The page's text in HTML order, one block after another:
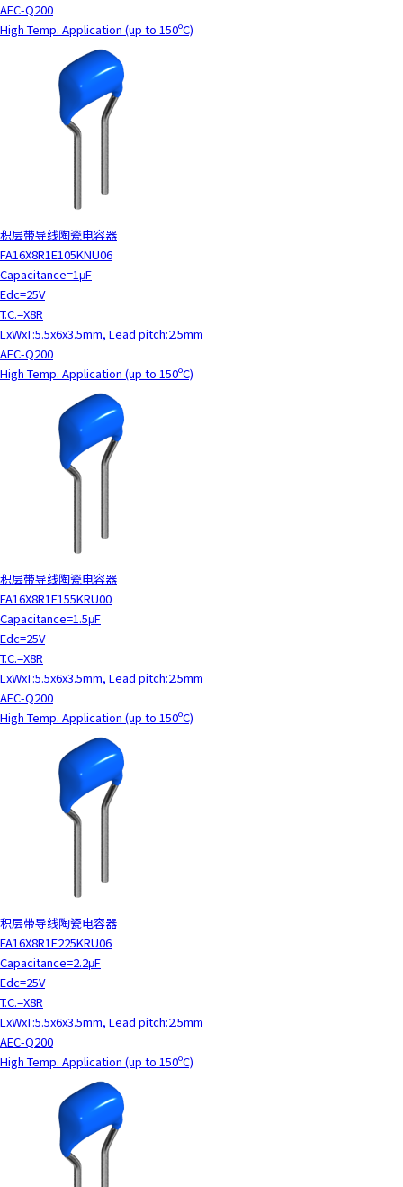
AEC-Q200
High Temp. Application (up to 150ºC)
积层带导线陶瓷电容器
FA16X8R1E105KNU06
Capacitance=1μF
Edc=25V
T.C.=X8R
LxWxT:5.5x6x3.5mm, Lead pitch:2.5mm
AEC-Q200
High Temp. Application (up to 150ºC)
积层带导线陶瓷电容器
FA16X8R1E155KRU00
Capacitance=1.5μF
Edc=25V
T.C.=X8R
LxWxT:5.5x6x3.5mm, Lead pitch:2.5mm
AEC-Q200
High Temp. Application (up to 150ºC)
积层带导线陶瓷电容器
FA16X8R1E225KRU06
Capacitance=2.2μF
Edc=25V
T.C.=X8R
LxWxT:5.5x6x3.5mm, Lead pitch:2.5mm
AEC-Q200
High Temp. Application (up to 150ºC)